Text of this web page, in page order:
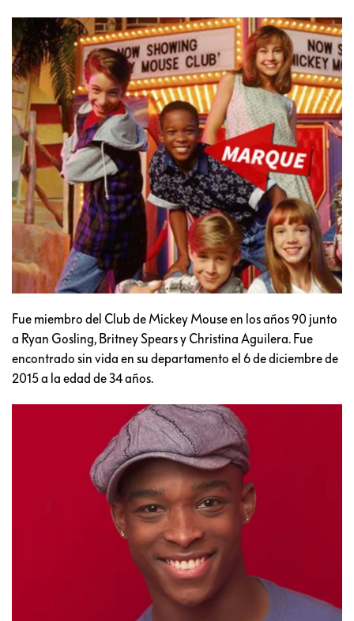
Fue miembro del Club de Mickey Mouse en los años 90 junto
a Ryan Gosling, Britney Spears y Christina Aguilera. Fue
encontrado sin vida en su departamento el 6 de diciembre de
2015 a la edad de 34 años.